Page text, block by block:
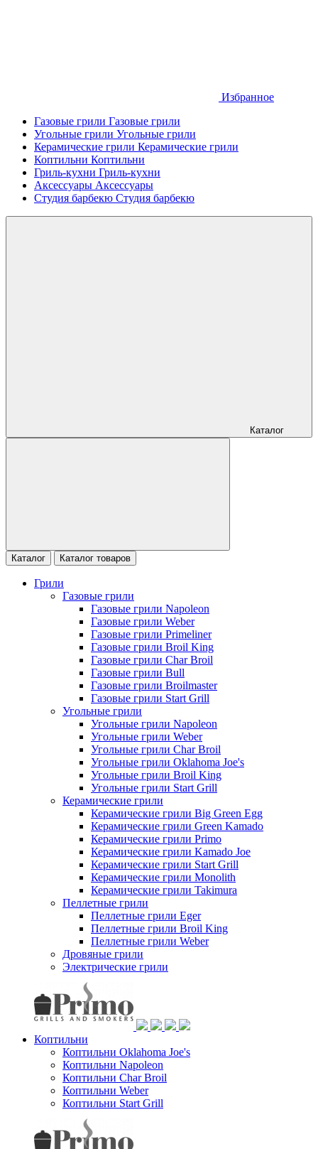
Избранное
Газовые грили Газовые грили
Угольные грили Угольные грили
Керамические грили Керамические грили
Коптильни Коптильни
Гриль-кухни Гриль-кухни
Аксессуары Аксессуары
Студия барбекю Студия барбекю
Каталог
Каталог Каталог товаров
Грили
Газовые грили
Газовые грили Napoleon
Газовые грили Weber
Газовые грили Primeliner
Газовые грили Broil King
Газовые грили Char Broil
Газовые грили Bull
Газовые грили Broilmaster
Газовые грили Start Grill
Угольные грили
Угольные грили Napoleon
Угольные грили Weber
Угольные грили Char Broil
Угольные грили Oklahoma Joe's
Угольные грили Broil King
Угольные грили Start Grill
Керамические грили
Керамические грили Big Green Egg
Керамические грили Green Kamado
Керамические грили Primo
Керамические грили Kamado Joe
Керамические грили Start Grill
Керамические грили Monolith
Керамические грили Takimura
Пеллетные грили
Пеллетные грили Eger
Пеллетные грили Broil King
Пеллетные грили Weber
Дровяные грили
Электрические грили
Коптильни
Коптильни Oklahoma Joe's
Коптильни Napoleon
Коптильни Char Broil
Коптильни Weber
Коптильни Start Grill